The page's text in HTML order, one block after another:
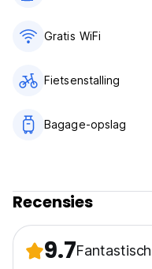
Gratis WiFi
Fietsenstalling
Bagage-opslag
Recensies
9.7Fantastisch